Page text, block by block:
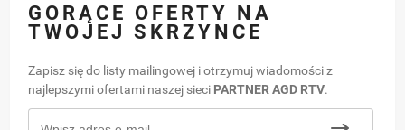
GORĄCE OFERTY NA
TWOJEJ SKRZYNCE
Zapisz się do listy mailingowej i otrzymuj wiadomości z
najlepszymi ofertami naszej sieci PARTNER AGD RTV.